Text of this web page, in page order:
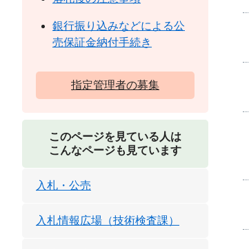
銀行振り込みなどによる公
売保証金納付手続き
指定管理者の募集
このページを見ている人は
こんなページも見ています
入札・公売
入札情報広場（技術検査課）